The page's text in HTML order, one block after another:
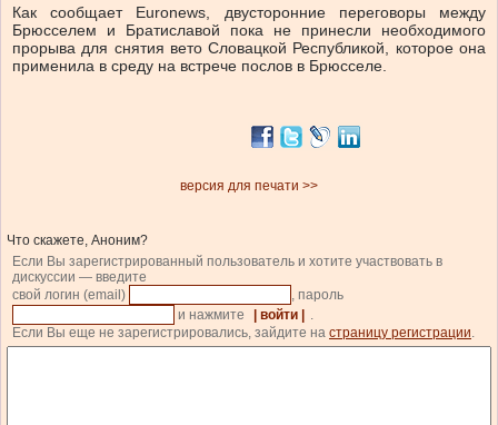
Как сообщает Euronews, двусторонние переговоры между
Брюсселем и Братиславой пока не принесли необходимого
прорыва для снятия вето Словацкой Республикой, которое она
применила в среду на встрече послов в Брюсселе.
версия для печати >>
Что скажете, Аноним?
Если Вы зарегистрированный пользователь и хотите участвовать в
дискуссии — введите
свой логин (email)
, пароль
и нажмите
| войти |
.
Если Вы еще не зарегистрировались, зайдите на страницу регистрации.